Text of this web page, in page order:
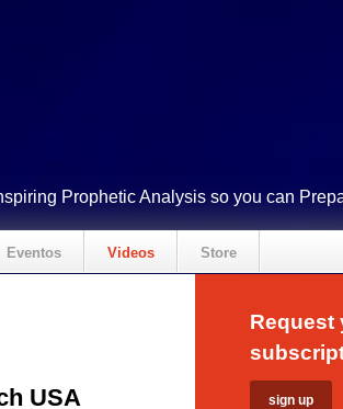
Prophetic Analysis so you can
Eventos Videos Store
USA
Request